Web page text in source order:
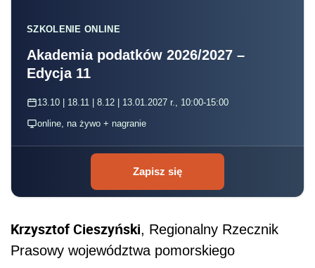
SZKOLENIE ONLINE
Akademia podatków 2026/2027 –
Edycja 11
13.10 | 18.11 | 8.12 | 13.01.2027 r., 10:00-15:00
online, na żywo + nagranie
Zapisz się
Krzysztof Cieszyński, Regionalny Rzecznik
Prasowy województwa pomorskiego